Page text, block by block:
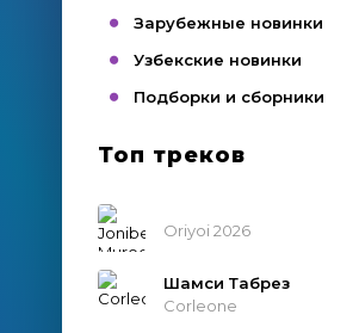
Зарубежные новинки
Узбекские новинки
Подборки и сборники
Топ треков
Oriyoi 2026
Шамси Табрез
Corleone